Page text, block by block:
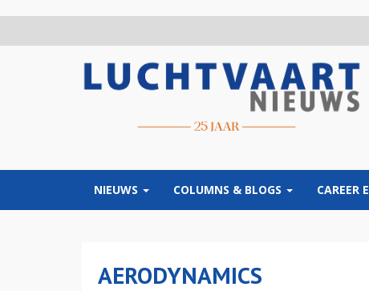
NIEUWS COLUMNS & BLOGS CAREER
AERODYNAMICS